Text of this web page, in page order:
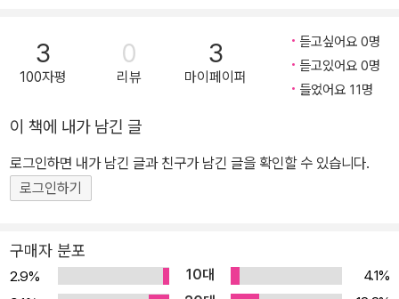
7년 기준으로 스무 번 빌보드 핫 100 정상에 올라 가장 많이 오른 것
으로 집계되었다. 비틀즈는 로큰롤 명예의 전당에 1988년 헌액되었
고, 네 명의 멤버 모두 1994년부터 2015년까지 개별적으로 헌액되
었다. 또 『타임』이 선정한 20세기 가장 영향력 있는 인물 100인에 집
3
100자평
0
리뷰
3
마이페이퍼
듣고싶어요 0명
듣고있어요 0명
들었어요 11명
이 책에 내가 남긴 글
로그인하면 내가 남긴 글과 친구가 남긴 글을 확인할 수 있습니다.
로그인하기
구매자 분포
2.9% 10대
4.1%